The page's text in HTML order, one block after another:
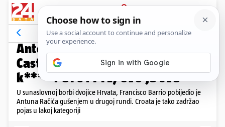
PRIJAVA
Galerija Komentari
FNC PRIREDBA U STOŽICAMA
Ante Delija nokautirao De
Castra pa poručio: 'Nabijem na
k**** i UFC i PFL, ovo je sve'
U sunaslovnoj borbi dvojice Hrvata, Francisco Barrio pobijedio je
Antuna Račića gušenjem u drugoj rundi. Croata je tako zadržao
pojas u lakoj kategoriji